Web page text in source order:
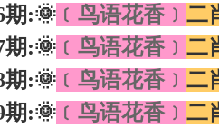
期:🌞 ﹝鸟语花香﹞ 二
期:🌞 ﹝鸟语花香﹞ 二
期:🌞 ﹝鸟语花香﹞ 二
期:🌞 ﹝鸟语花香﹞ 二